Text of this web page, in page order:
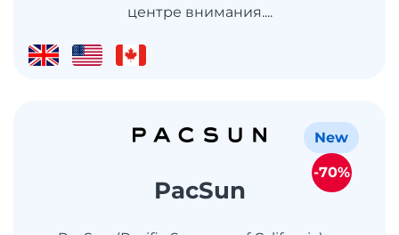
центре внимания....
PacSun
New
-70%